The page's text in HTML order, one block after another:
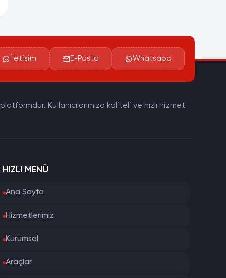
İletişim E-Posta Whatsapp
Kullanıcılarımıza kaliteli ve hızlı hizmet
HIZLI MENÜ
Ana Sayfa
Hizmetlerimiz
Kurumsal
Araçlar